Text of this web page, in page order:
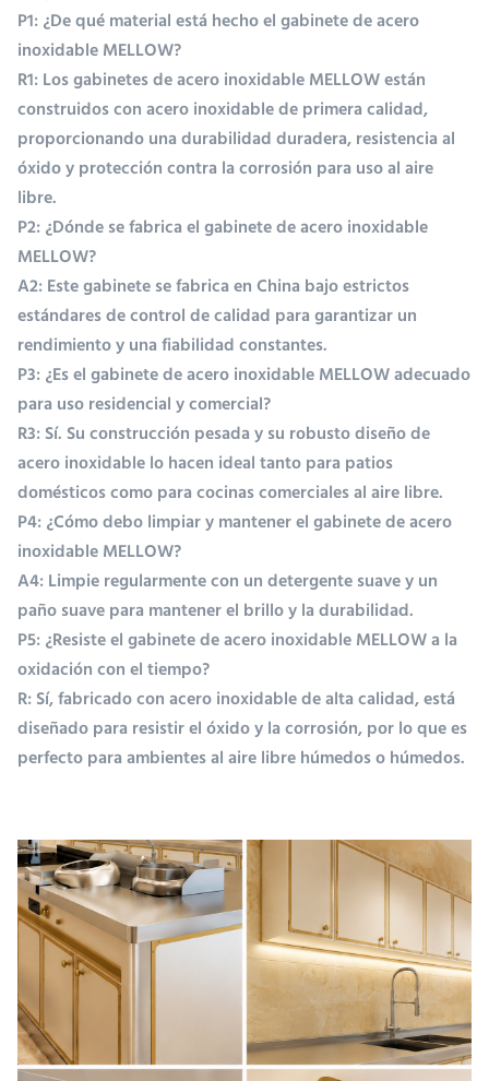
Utilización En el interior
El color
Blanco, acento
dorado, color
disponible
Mantenimiento
Fácil de limpiar,
resistente a la
humedad y de
bajo
mantenimiento
Término de
negociación
Las condiciones
de venta de los
productos
incluidos en el
presente anexo
son las
siguientes:
P1: ¿De qué material está hecho el gabinete de acero
inoxidable MELLOW?
R1: Los gabinetes de acero inoxidable MELLOW están
construidos con acero inoxidable de primera calidad,
proporcionando una durabilidad duradera, resistencia al
óxido y protección contra la corrosión para uso al aire
libre.
P2: ¿Dónde se fabrica el gabinete de acero inoxidable
MELLOW?
A2: Este gabinete se fabrica en China bajo estrictos
estándares de control de calidad para garantizar un
rendimiento y una fiabilidad constantes.
P3: ¿Es el gabinete de acero inoxidable MELLOW adecuado
para uso residencial y comercial?
R3: Sí. Su construcción pesada y su robusto diseño de
acero inoxidable lo hacen ideal tanto para patios
domésticos como para cocinas comerciales al aire libre.
P4: ¿Cómo debo limpiar y mantener el gabinete de acero
inoxidable MELLOW?
A4: Limpie regularmente con un detergente suave y un
paño suave para mantener el brillo y la durabilidad.
P5: ¿Resiste el gabinete de acero inoxidable MELLOW a la
oxidación con el tiempo?
R: Sí, fabricado con acero inoxidable de alta calidad, está
diseñado para resistir el óxido y la corrosión, por lo que es
perfecto para ambientes al aire libre húmedos o húmedos.